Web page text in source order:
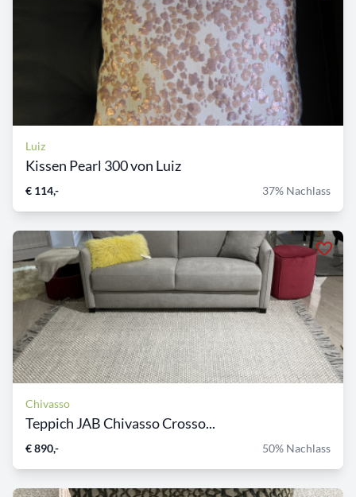
Luiz
Kissen Pearl 300 von Luiz
€ 114,- 37% Nachlass
Chivasso
Teppich JAB Chivasso Crosso...
€ 890,- 50% Nachlass